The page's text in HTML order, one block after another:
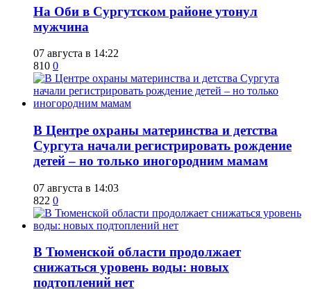
​На Оби в Сургутском районе утонул
мужчина
07 августа в 14:22
810 0
​В Центре охраны материнства и детства
Сургута начали регистрировать рождение
детей – но только иногородним мамам
07 августа в 14:03
822 0
​В Тюменской области продолжает
снижаться уровень воды: новых
подтоплений нет